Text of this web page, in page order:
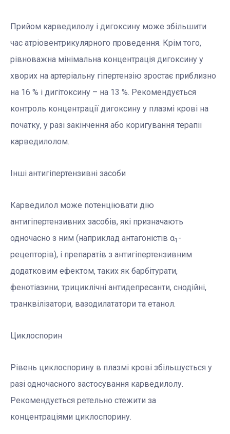
Прийом карведилолу і дигоксину може збільшити
час атріовентрикулярного проведення. Крім того,
рівноважна мінімальна концентрація дигоксину у
хворих на артеріальну гіпертензію зростає приблизно
на 16 % і дигітоксину – на 13 %. Рекомендується
контроль концентрації дигоксину у плазмі крові на
початку, у разі закінчення або коригування терапії
карведилолом.
Інші антигіпертензивні засоби
Карведилол може потенціювати дію
антигіпертензивних засобів, які призначають
одночасно з ним (наприклад антагоністів α1 -
рецепторів), і препаратів з антигіпертензивним
додатковим ефектом, таких як барбітурати,
фенотіазини, трициклічні антидепресанти, снодійні,
транквілізатори, вазодилататори та етанол.
Циклоспорин
Рівень циклоспорину в плазмі крові збільшується у
разі одночасного застосування карведилолу.
Рекомендується ретельно стежити за
концентраціями циклоспорину.